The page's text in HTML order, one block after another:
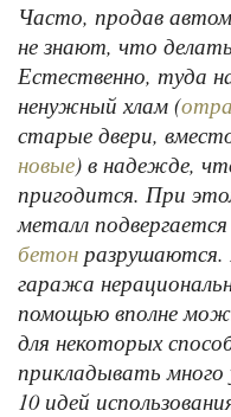
Часто, продав
не знают, что
Естественно, туда
ненужный хлам (
старые двери,
новые) в надежде,
пригодится. При
металл подвергается
бетон разрушаются.
гаража
помощью вполне
для некоторых
прикладывать
10 идей